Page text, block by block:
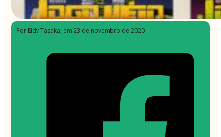
Por Eidy Tasaka, em 23 de novembro de 2020